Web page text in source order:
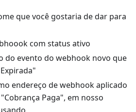
que você gostaria de dar para
com status ativo
do evento do webhook novo que
endereço de webhook aplicado
Paga", em nosso